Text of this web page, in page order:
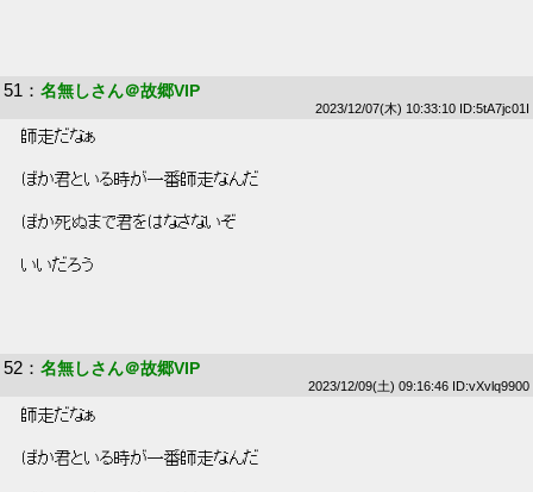
51 ： 名無しさん＠故郷VIP
2023/12/07(木) 10:33:10 ID:5tA7jc01I
師走だなぁ
ぼか君といる時が一番師走なんだ
ぼか死ぬまで君をはなさないぞ
いいだろう
52 ： 名無しさん＠故郷VIP
2023/12/09(土) 09:16:46 ID:vXvlq9900
師走だなぁ
ぼか君といる時が一番師走なんだ